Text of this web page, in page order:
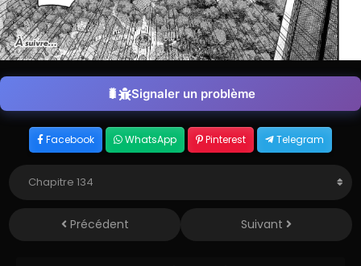
Signaler un problème
Facebook WhatsApp Pinterest Telegram
Précédent Suivant